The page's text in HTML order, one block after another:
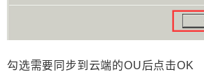
勾选需要同步到云端的OU后点击OK